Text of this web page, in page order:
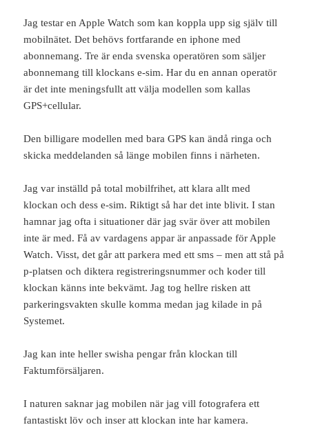
Jag testar en Apple Watch som kan koppla upp sig själv till
mobilnätet. Det behövs fortfarande en iphone med
abonnemang. Tre är enda svenska operatören som säljer
abonnemang till klockans e-sim. Har du en annan operatör
är det inte meningsfullt att välja modellen som kallas
GPS+cellular.
Den billigare modellen med bara GPS kan ändå ringa och
skicka meddelanden så länge mobilen finns i närheten.
Jag var inställd på total mobilfrihet, att klara allt med
klockan och dess e-sim. Riktigt så har det inte blivit. I stan
hamnar jag ofta i situationer där jag svär över att mobilen
inte är med. Få av vardagens appar är anpassade för Apple
Watch. Visst, det går att parkera med ett sms – men att stå på
p-platsen och diktera registreringsnummer och koder till
klockan känns inte bekvämt. Jag tog hellre risken att
parkeringsvakten skulle komma medan jag kilade in på
Systemet.
Jag kan inte heller swisha pengar från klockan till
Faktumförsäljaren.
I naturen saknar jag mobilen när jag vill fotografera ett
fantastiskt löv och inser att klockan inte har kamera.